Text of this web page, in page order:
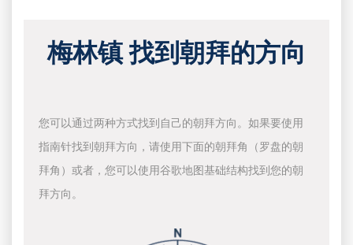
梅林镇 找到朝拜的方向
您可以通过两种方式找到自己的朝拜方向。如果要使用
指南针找到朝拜方向，请使用下面的朝拜角（罗盘的朝
拜角）或者，您可以使用谷歌地图基础结构找到您的朝
拜方向。